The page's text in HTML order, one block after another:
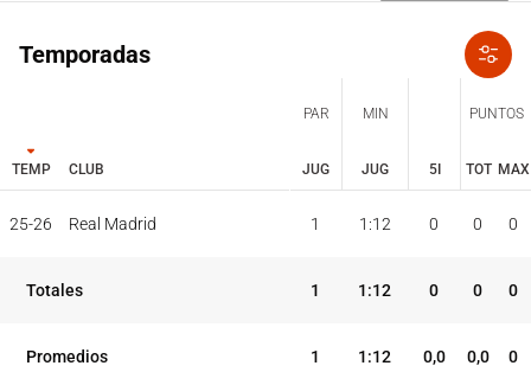
Temporadas
TEMP CLUB
PAR MIN
5I
PUNTOS
JUG JUG TOT MAX
TEMP
PAR MIN
5I
PUNTOS
25-26 Real Madrid 1 1:12 0 0 0
Totales 1 1:12 0 0 0
Promedios 1 1:12 0,0 0,0 0